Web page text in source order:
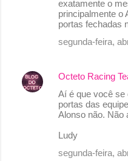
exatamente o
principalmente o
portas fechadas
segunda-feira,
Octeto Racing
Aí é que você se
portas das
Alonso não. Não
Ludy
segunda-feira,